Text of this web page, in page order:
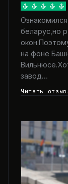
беларус,но
на фоне
завод…
Читать отзыв